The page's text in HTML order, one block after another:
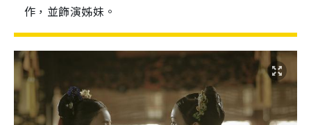
作，並飾演姊妹。